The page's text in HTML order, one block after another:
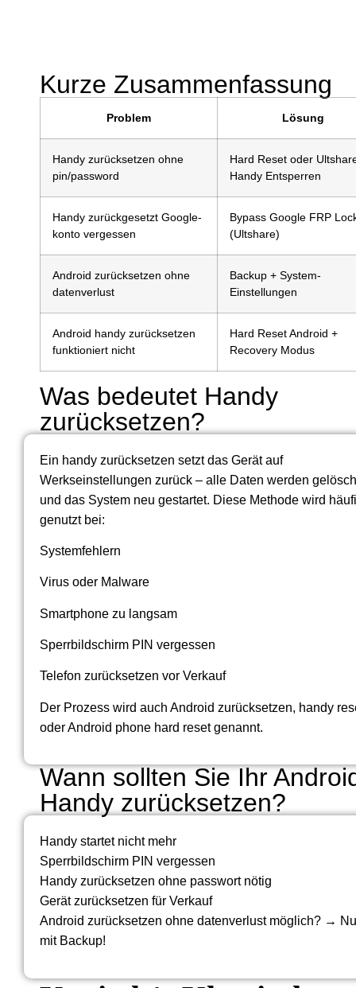
Kurze Zusammenfassung
Problem Lösung
Handy zurücksetzen ohne
pin/password
Hard Reset oder
Handy Entsperren
Handy zurückgesetzt Google-
konto vergessen
Bypass Google FRP
(Ultshare)
Android zurücksetzen ohne
datenverlust
Backup + System-
Einstellungen
Android handy zurücksetzen
funktioniert nicht
Hard Reset Android +
Recovery Modus
Was bedeutet Handy
zurücksetzen?
Ein handy zurücksetzen setzt das Gerät auf
Werkseinstellungen zurück – alle Daten werden
und das System neu gestartet. Diese Methode wird
genutzt bei:
Systemfehlern
Virus oder Malware
Smartphone zu langsam
Sperrbildschirm PIN vergessen
Telefon zurücksetzen vor Verkauf
Der Prozess wird auch Android zurücksetzen, handy
oder Android phone hard reset genannt.
Wann sollten Sie Ihr
Handy zurücksetzen?
Handy startet nicht mehr
Sperrbildschirm PIN vergessen
Handy zurücksetzen ohne passwort nötig
Gerät zurücksetzen für Verkauf
Android zurücksetzen ohne datenverlust möglich? →
mit Backup!